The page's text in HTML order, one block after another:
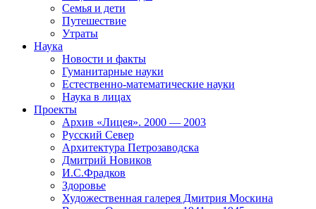
Семья и дети
Путешествие
Утраты
Наука
Новости и факты
Гуманитарные науки
Естественно-математические науки
Наука в лицах
Проекты
Архив «Лицея». 2000 — 2003
Русский Север
Архитектура Петрозаводска
Дмитрий Новиков
И.С.Фрадков
Здоровье
Художественная галерея Дмитрия Москина